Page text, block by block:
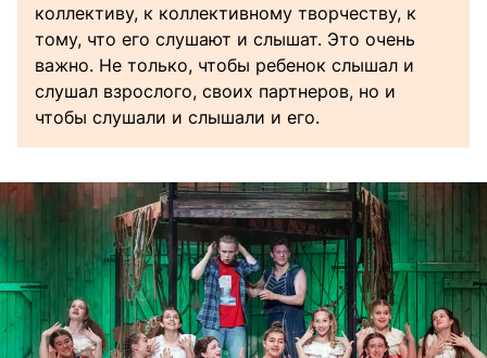
коллективу, к коллективному творчеству, к
тому, что его слушают и слышат. Это очень
важно. Не только, чтобы ребенок слышал и
слушал взрослого, своих партнеров, но и
чтобы слушали и слышали и его.